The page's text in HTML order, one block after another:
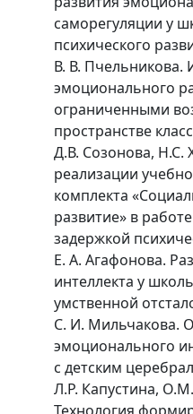
саморегуляции у
психического
В. В. Пчельникова.
эмоционального
ограниченными
пространстве
Д.В. Созонова, Н.С.
реализации
комплекта
развитие» в
задержкой
Е. А. Агафонова.
интеллекта у
умственной
С. И. Мильчакова.
эмоционального
с детским
Л.Р. Капустина,